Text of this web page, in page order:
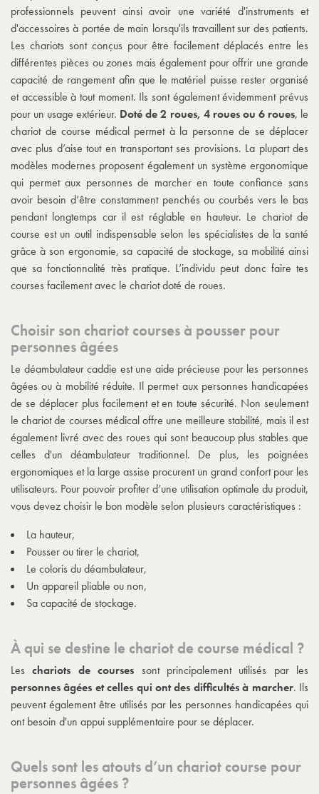
professionnels peuvent ainsi avoir une variété d'instruments et
d'accessoires à portée de main lorsqu'ils travaillent sur des patients.
Les chariots sont conçus pour être facilement déplacés entre les
différentes pièces ou zones mais également pour offrir une grande
capacité de rangement afin que le matériel puisse rester organisé
et accessible à tout moment. Ils sont également évidemment prévus
pour un usage extérieur. Doté de 2 roues, 4 roues ou 6 roues, le
chariot de course médical permet à la personne de se déplacer
avec plus d’aise tout en transportant ses provisions. La plupart des
modèles modernes proposent également un système ergonomique
qui permet aux personnes de marcher en toute confiance sans
avoir besoin d’être constamment penchés ou courbés vers le bas
pendant longtemps car il est réglable en hauteur. Le chariot de
course est un outil indispensable selon les spécialistes de la santé
grâce à son ergonomie, sa capacité de stockage, sa mobilité ainsi
que sa fonctionnalité très pratique. L’individu peut donc faire tes
courses facilement avec le chariot doté de roues.
Choisir son chariot courses à pousser pour
personnes âgées
Le déambulateur caddie est une aide précieuse pour les personnes
âgées ou à mobilité réduite. Il permet aux personnes handicapées
de se déplacer plus facilement et en toute sécurité. Non seulement
le chariot de courses médical offre une meilleure stabilité, mais il est
également livré avec des roues qui sont beaucoup plus stables que
celles d'un déambulateur traditionnel. De plus, les poignées
ergonomiques et la large assise procurent un grand confort pour les
utilisateurs. Pour pouvoir profiter d’une utilisation optimale du produit,
vous devez choisir le bon modèle selon plusieurs caractéristiques :
La hauteur,
Pousser ou tirer le chariot,
Le coloris du déambulateur,
Un appareil pliable ou non,
Sa capacité de stockage.
À qui se destine le chariot de course médical ?
Leschariots de courses sont principalement utilisés par les
personnes âgées et celles qui ont des difficultés à marcher. Ils
peuvent également être utilisés par les personnes handicapées qui
ont besoin d'un appui supplémentaire pour se déplacer.
Quels sont les atouts d’un chariot course pour
personnes âgées ?